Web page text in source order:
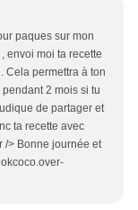
paques sur mon
envoi moi ta recette
Cela permettra à ton
2 mois si tu
de partager et
ta recette avec
/> Bonne journée et